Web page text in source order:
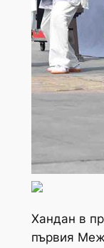
Хандан в
първия